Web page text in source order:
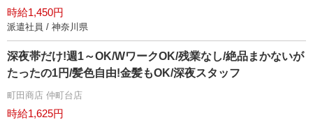
時給1,450円
派遣社員 / 神奈川県
深夜帯だけ!週1～OK/WワークOK/残業なし/絶品まかないが
たったの1円/髪色自由!金髪もOK/深夜スタッフ
町田商店 仲町台店
時給1,625円